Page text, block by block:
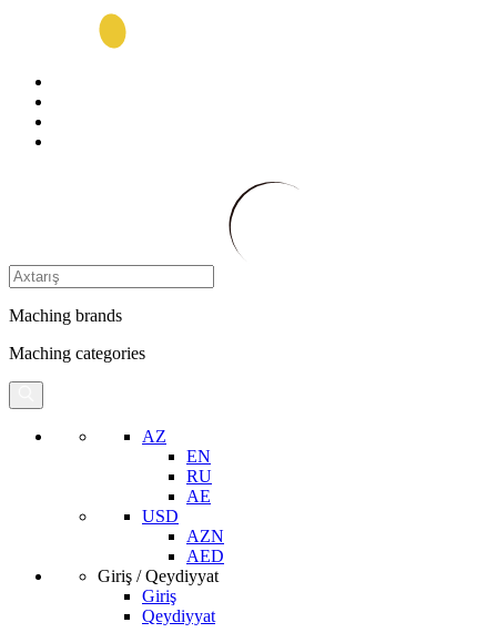
Maching brands
Maching categories
AZ
EN
RU
AE
USD
AZN
AED
Giriş / Qeydiyyat
Giriş
Qeydiyyat